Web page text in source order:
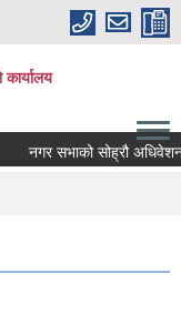
कार्यालय
नगर सभाको सोह्रौ अधिवेशन